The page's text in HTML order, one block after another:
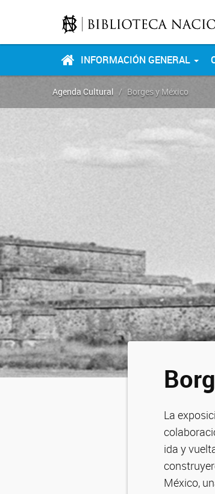
INFORMACIÓN GENERAL
Agenda Cultural Borges y México
La
ida y
México,